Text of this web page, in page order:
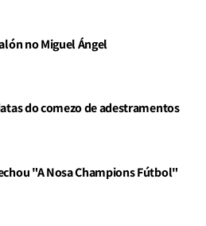
no Miguel Ángel
do comezo de adestramentos
"A Nosa Champions Fútbol"